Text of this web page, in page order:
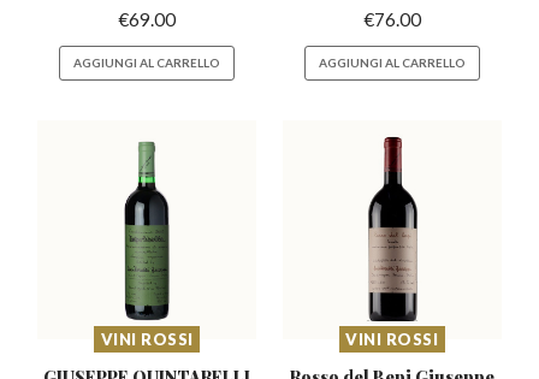
€69.00
AGGIUNGI AL CARRELLO
€76.00
AGGIUNGI AL CARRELLO
VINI ROSSI VINI ROSSI